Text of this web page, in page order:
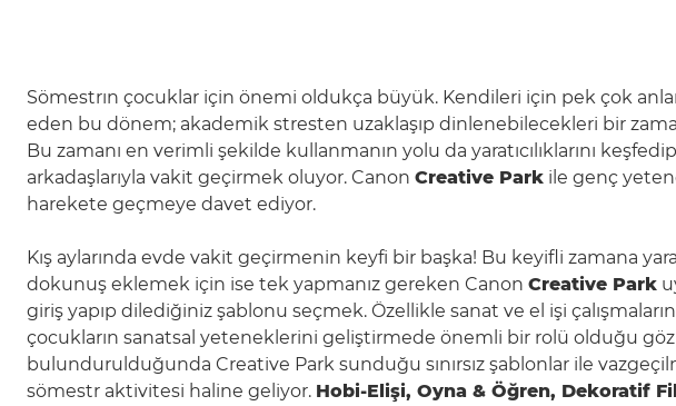
Sömestrın çocuklar için önemi oldukça büyük. Kendileri için pek çok
eden bu dönem; akademik stresten uzaklaşıp dinlenebilecekleri bir
Bu zamanı en verimli şekilde kullanmanın yolu da yaratıcılıklarını
arkadaşlarıyla vakit geçirmek oluyor. Canon Creative Park ile genç
harekete geçmeye davet ediyor.
Kış aylarında evde vakit geçirmenin keyfi bir başka! Bu keyifli zamana
dokunuş eklemek için ise tek yapmanız gereken Canon Creative Park
giriş yapıp dilediğiniz şablonu seçmek. Özellikle sanat ve el işi
çocukların sanatsal yeteneklerini geliştirmede önemli bir rolü olduğu
bulundurulduğunda Creative Park sunduğu sınırsız şablonlar ile
sömestr aktivitesi haline geliyor. Hobi-Elişi, Oyna & Öğren, Dekoratif